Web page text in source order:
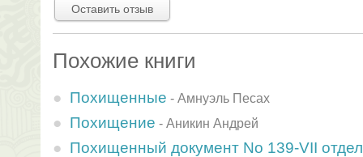
Оставить отзыв
Похожие книги
Похищенные - Амнуэль Песах
Похищение - Аникин Андрей
Похищенный документ No 139-VII